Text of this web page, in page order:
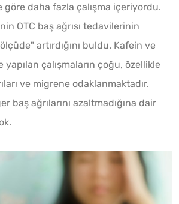
göre daha fazla çalışma içeriyordu.
OTC baş ağrısı tedavilerinin
artırdığını buldu. Kafein ve
yapılan çalışmaların çoğu, özellikle
ve migrene odaklanmaktadır.
baş ağrılarını azaltmadığına dair